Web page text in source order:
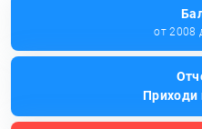
от 2008
Приходи